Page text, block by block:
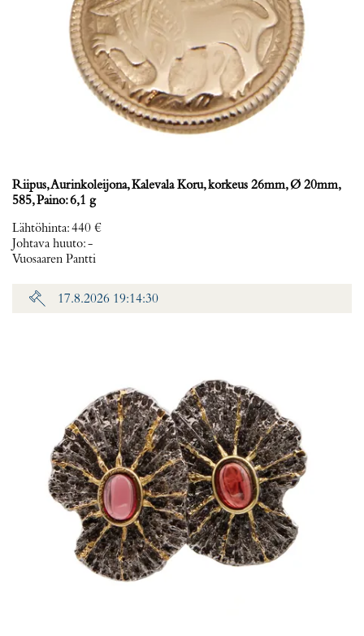
Riipus, Aurinkoleijona, Kalevala Koru, korkeus 26mm, Ø 20mm,
585, Paino: 6,1 g
Lähtöhinta:440 €
Johtava huuto:-
Vuosaaren Pantti
17.8.2026 19:14:30